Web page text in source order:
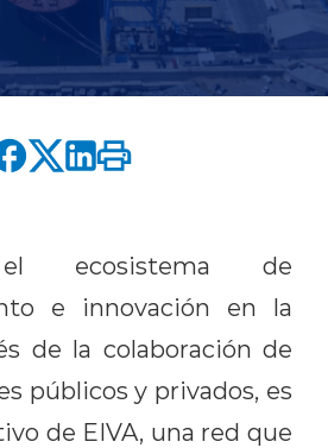
el ecosistema de
e innovación en la
de la colaboración de
públicos y privados, es
de EIVA, una red que